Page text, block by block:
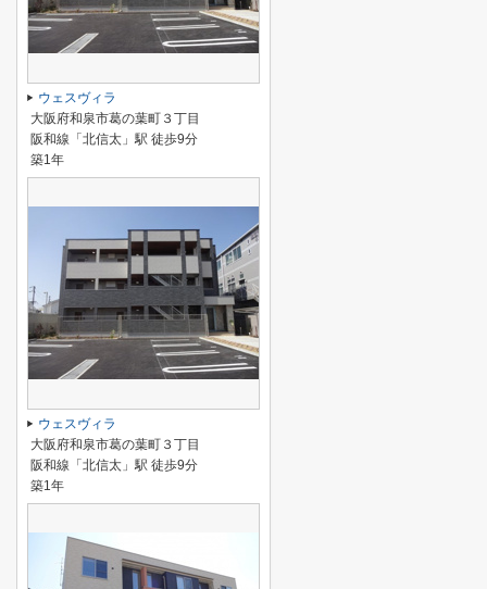
ウェスヴィラ
大阪府和泉市葛の葉町３丁目
阪和線「北信太」駅 徒歩9分
築1年
ウェスヴィラ
大阪府和泉市葛の葉町３丁目
阪和線「北信太」駅 徒歩9分
築1年